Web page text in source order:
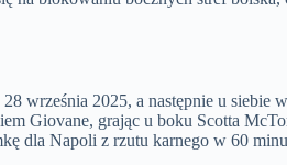
września 2025, a następnie u siebie
Giovane, grając u boku Scotta
dla Napoli z rzutu karnego w 60